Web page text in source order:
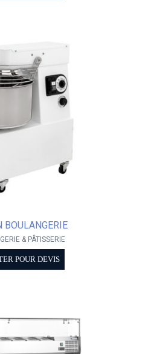
BOULANGERIE
& PÂTISSERIE
POUR DEVIS